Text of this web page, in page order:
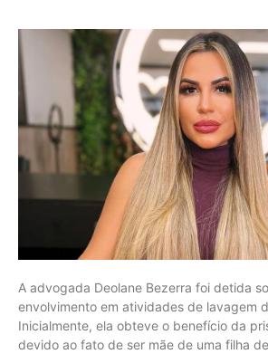
A advogada Deolane Bezerra foi detida
envolvimento em atividades de lavagem
Inicialmente, ela obteve o benefício da
devido ao fato de ser mãe de uma filha